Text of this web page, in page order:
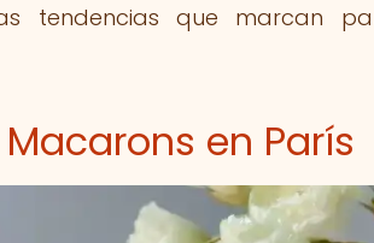
tendencias que marcan
en París